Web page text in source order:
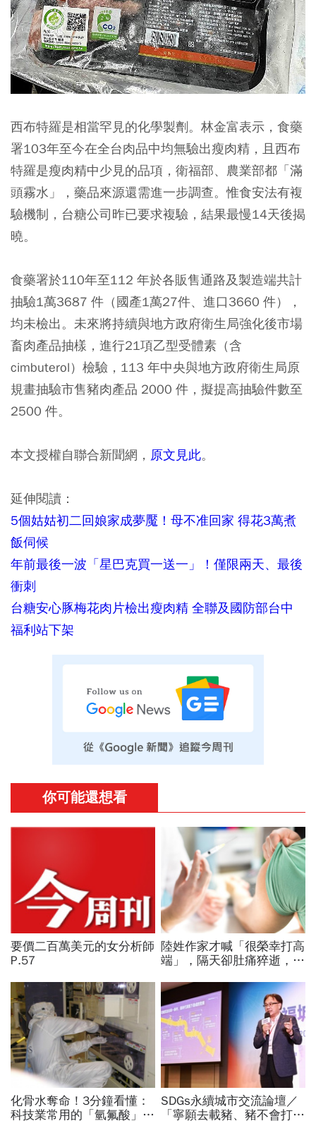
西布特羅是相當罕見的化學製劑。林金富表示，食藥
署103年至今在全台肉品中均無驗出瘦肉精，且西布
特羅是瘦肉精中少見的品項，衛福部、農業部都「滿
頭霧水」，藥品來源還需進一步調查。惟食安法有複
驗機制，台糖公司昨已要求複驗，結果最慢14天後揭
曉。
食藥署於110年至112 年於各販售通路及製造端共計
抽驗1萬3687 件（國產1萬27件、進口3660 件），
均未檢出。未來將持續與地方政府衛生局強化後市場
畜肉產品抽樣，進行21項乙型受體素（含
cimbuterol）檢驗，113 年中央與地方政府衛生局原
規畫抽驗市售豬肉產品 2000 件，擬提高抽驗件數至
2500 件。
本文授權自聯合新聞網， 原文見此。
延伸閱讀：
5個姑姑初二回娘家成夢魘！母不准回家 得花3萬煮
飯伺候
年前最後一波「星巴克買一送一」！僅限兩天、最後
衝刺
台糖安心豚梅花肉片檢出瘦肉精 全聯及國防部台中
福利站下架